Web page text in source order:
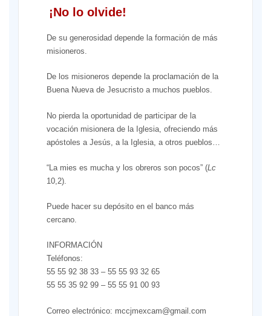
¡No lo olvide!
De su generosidad depende la formación de más
misioneros.
De los misioneros depende la proclamación de la
Buena Nueva de Jesucristo a muchos pueblos.
No pierda la oportunidad de participar de la
vocación misionera de la Iglesia, ofreciendo más
apóstoles a Jesús, a la Iglesia, a otros pueblos…
“La mies es mucha y los obreros son pocos” (Lc
10,2).
Puede hacer su depósito en el banco más
cercano.
INFORMACIÓN
Teléfonos:
55 55 92 38 33 – 55 55 93 32 65
55 55 35 92 99 – 55 55 91 00 93
Correo electrónico: mccjmexcam@gmail.com